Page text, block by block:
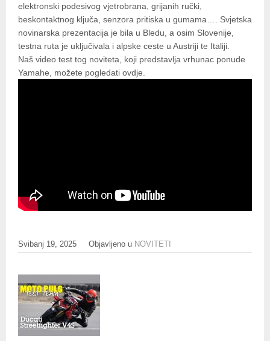
elektronski podesivog vjetrobrana, grijanih ručki,
beskontaktnog ključa, senzora pritiska u gumama…. Svjetska
novinarska prezentacija je bila u Bledu, a osim Slovenije,
testna ruta je uključivala i alpske ceste u Austriji te Italiji.
Naš video test tog noviteta, koji predstavlja vrhunac ponude
Yamahe, možete pogledati ovdje.
Svibanj 19, 2025 Objavljeno u NOVITETI